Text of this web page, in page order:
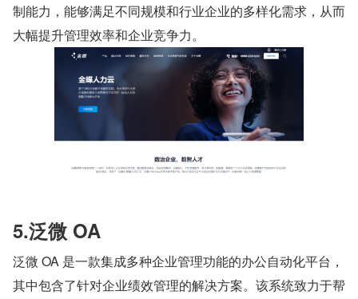
制能力，能够满足不同规模和行业企业的多样化需求，从而
大幅提升管理效率和企业竞争力。
5.泛微 OA
泛微 OA 是一款集成多种企业管理功能的办公自动化平台，
其中包含了针对企业绩效管理的解决方案。该系统致力于帮